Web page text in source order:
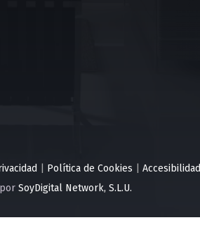
Política de Cookies Accesibilidad
SoyDigital Network, S.L.U.